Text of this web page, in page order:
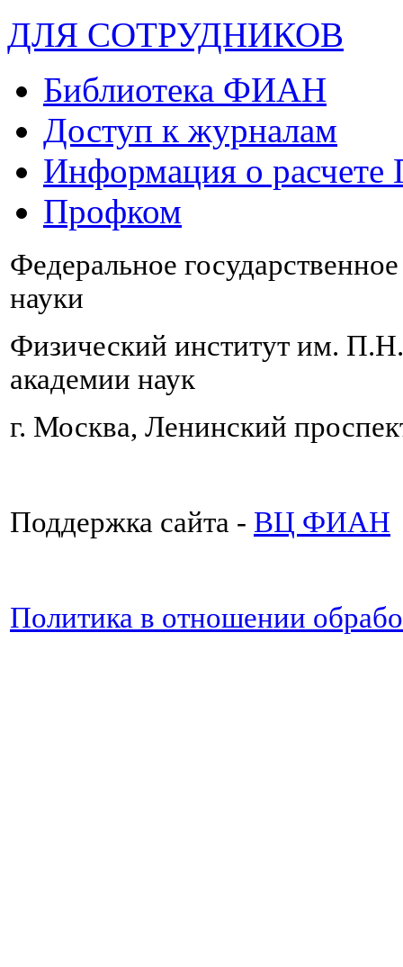
ДЛЯ СОТРУДНИКОВ
Библиотека ФИАН
Доступ к журналам
Информация о
Профком
Федеральное
науки
Физический институт им.
академии наук
г. Москва, Ленинский
Поддержка сайта - ВЦ ФИАН
Политика в отношении